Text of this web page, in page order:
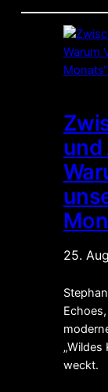
und
25.
weckt.